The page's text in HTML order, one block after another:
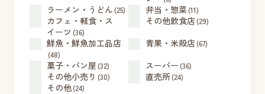
ラーメン・うどん (25) 弁当・惣菜(11)
カフェ・軽食・ス
イーツ (36)
その他飲食店(29)
鮮魚・鮮魚加工品店
(48)
青果・米殻店(67)
菓子・パン屋 (32) スーパー (36)
その他小売り (30) 直売所(24)
その他(24)